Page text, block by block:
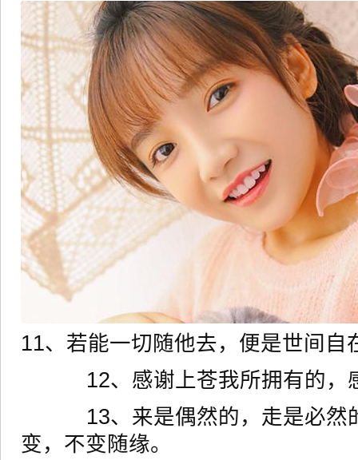
11、若能一切随他去，便是世间自
12、感谢上苍我所拥有的，
13、来是偶然的，走是必然
变，不变随缘。